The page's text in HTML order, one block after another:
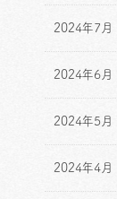
2024年7月
2024年6月
2024年5月
2024年4月